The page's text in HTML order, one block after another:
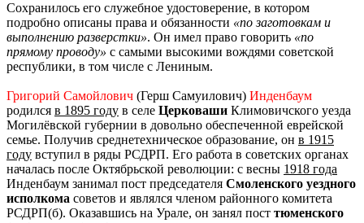
Сохранилось его служебное удостоверение, в котором
подробно описаны права и обязанности «по заготовкам и
выполнению разверстки». Он имел право говорить «по
прямому проводу» с самыми высокими вождями советской
республики, в том числе с Лениным.
Григорий Самойлович (Герш Самуилович) Инденбаум
родился в 1895 году в селе Церковаши Климовичского уезда
Могилёвской губернии в довольно обеспеченной еврейской
семье. Получив среднетехническое образование, он в 1915
году вступил в ряды РСДРП. Его работа в советских органах
началась после Октябрьской революции: с весны 1918 года
Инденбаум занимал пост председателя Смоленского уездного
исполкома советов и являлся членом районного комитета
РСДРП(б). Оказавшись на Урале, он занял пост тюменского